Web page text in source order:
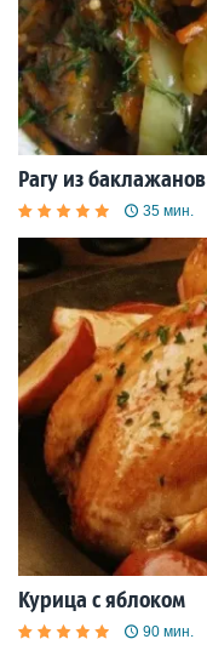
Рагу из баклажанов
35 мин.
Курица с яблоком
90 мин.